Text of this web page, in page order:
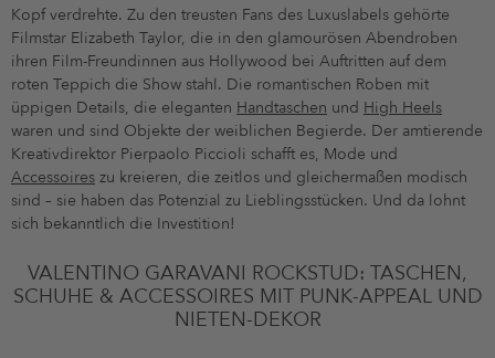
Kopf verdrehte. Zu den treusten Fans des Luxuslabels gehörte
Filmstar Elizabeth Taylor, die in den glamourösen Abendroben
ihren Film-Freundinnen aus Hollywood bei Auftritten auf dem
roten Teppich die Show stahl. Die romantischen Roben mit
üppigen Details, die eleganten Handtaschen und High Heels
waren und sind Objekte der weiblichen Begierde. Der amtierende
Kreativdirektor Pierpaolo Piccioli schafft es, Mode und
Accessoires zu kreieren, die zeitlos und gleichermaßen modisch
sind – sie haben das Potenzial zu Lieblingsstücken. Und da lohnt
sich bekanntlich die Investition!
VALENTINO GARAVANI ROCKSTUD: TASCHEN,
SCHUHE & ACCESSOIRES MIT PUNK-APPEAL UND
NIETEN-DEKOR